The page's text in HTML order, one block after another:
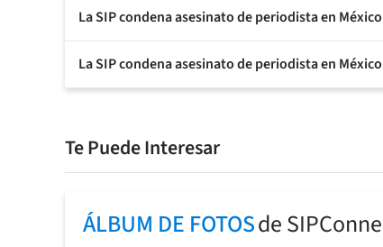
La SIP condena asesinato de periodista en México
La SIP condena asesinato de periodista en
Te Puede Interesar
ÁLBUM DE FOTOSde